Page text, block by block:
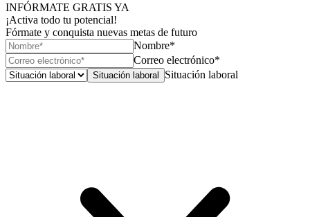
INFÓRMATE GRATIS YA
¡Activa todo tu potencial!
Fórmate y conquista nuevas metas de futuro
Nombre*
Correo electrónico*
Situación laboral Situación laboral